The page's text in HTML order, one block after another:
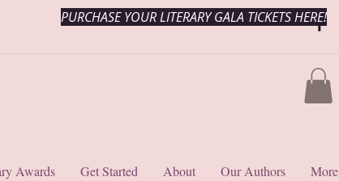
PURCHASE YOUR LITERARY GALA TICKETS HERE!
Awards Get Started About Our Authors More